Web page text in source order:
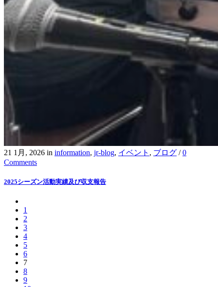
21 1月, 2026 in information, jr-blog, イベント , ブログ /0
Comments
2025シーズン活動実績及び収支報告
1
2
3
4
5
6
7
8
9